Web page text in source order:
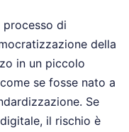
processo di
della
in un piccolo
se fosse nato a
Se
il rischio è